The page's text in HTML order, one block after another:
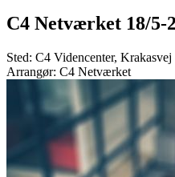
C4 Netværket 18/5-
Sted: C4 Videncenter,
Arrangør: C4 Netværket